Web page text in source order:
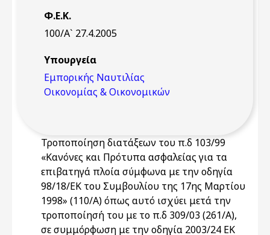
Φ.Ε.Κ.
100/Α` 27.4.2005
Υπουργεία
Εμπορικής Ναυτιλίας
Οικονομίας & Οικονομικών
Τροποποίηση διατάξεων του π.δ 103/99
«Κανόνες και Πρότυπα ασφαλείας για τα
επιβατηγά πλοία σύμφωνα με την οδηγία
98/18/ΕΚ του Συμβουλίου της 17ης Μαρτίου
1998» (110/Α) όπως αυτό ισχύει μετά την
τροποποίησή του με το π.δ 309/03 (261/Α),
σε συμμόρφωση με την οδηγία 2003/24 ΕΚ